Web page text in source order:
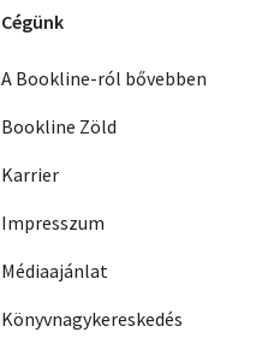
Cégünk
A Bookline-ról bővebben
Bookline Zöld
Karrier
Impresszum
Médiaajánlat
Könyvnagykereskedés